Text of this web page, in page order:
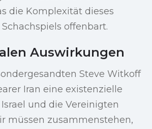
die Komplexität dieses
offenbart.
Auswirkungen
Steve Witkoff
Iran eine existenzielle
und die Vereinigten
müssen zusammenstehen,